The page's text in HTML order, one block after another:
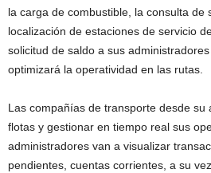
la carga de combustible, la consulta de
localización de estaciones de servicio
solicitud de saldo a sus
optimizará la operatividad en las rutas.
Las compañías de transporte desde
flotas y gestionar en tiempo real sus
administradores van a visualizar
pendientes, cuentas corrientes, a su